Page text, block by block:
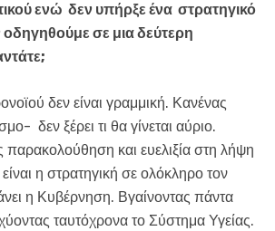
ενώ δεν υπήρξε ένα στρατηγικό
οδηγηθούμε σε μια δεύτερη
δεν είναι γραμμική. Κανένας
δεν ξέρει τι θα γίνεται αύριο.
παρακολούθηση και ευελιξία στη λήψη
η στρατηγική σε ολόκληρο τον
η Κυβέρνηση. Βγαίνοντας πάντα
ταυτόχρονα το Σύστημα Υγείας.